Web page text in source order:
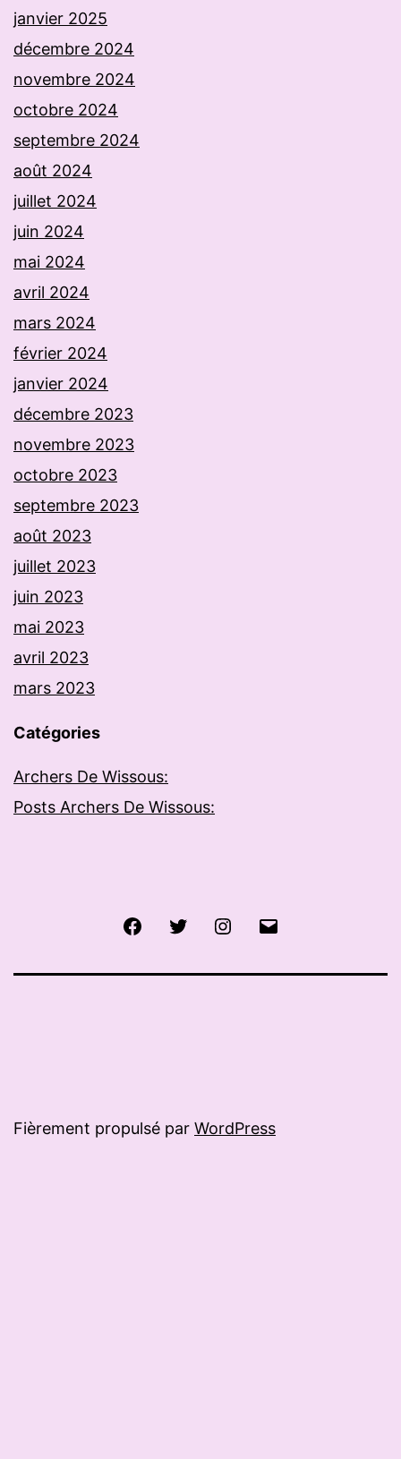
janvier 2025
décembre 2024
novembre 2024
octobre 2024
septembre 2024
août 2024
juillet 2024
juin 2024
mai 2024
avril 2024
mars 2024
février 2024
janvier 2024
décembre 2023
novembre 2023
octobre 2023
septembre 2023
août 2023
juillet 2023
juin 2023
mai 2023
avril 2023
mars 2023
Catégories
Archers De Wissous:
Posts Archers De Wissous:
FacebookTwitter Instagram
Fièrement propulsé par WordPress